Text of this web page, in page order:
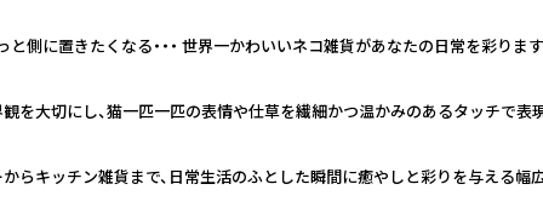
と側に置きたくなる・・・ 世界一かわいいネコ雑貨があなたの日常を彩ります
を大切にし、猫一匹一匹の表情や仕草を繊細かつ温かみのあるタッチで表
らキッチン雑貨まで、日常生活のふとした瞬間に癒やしと彩りを与える幅